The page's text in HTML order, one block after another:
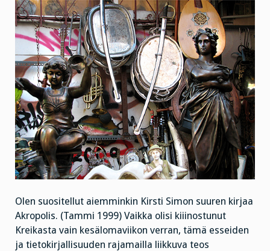
Olen suositellut aiemminkin Kirsti Simon suuren kirjaa
Akropolis. (Tammi 1999) Vaikka olisi kiiinostunut
Kreikasta vain kesälomaviikon verran, tämä esseiden
ja tietokirjallisuuden rajamailla liikkuva teos